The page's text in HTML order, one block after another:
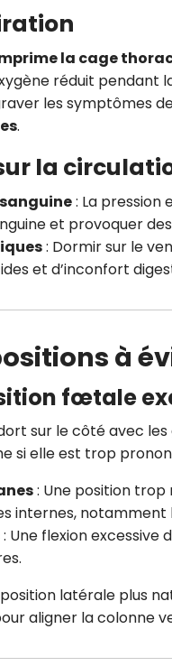
la cage
réduit pendant
les symptômes
.
la
: La pression
et provoquer
: Dormir sur le
et d’inconfort
à
fœtale
sur le côté avec
si elle est trop
: Une position
internes,
: Une flexion excessive
latérale plus
aligner la colonne